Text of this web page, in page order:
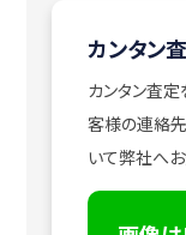
カンタン
カンタン査
客様の連絡
いて弊社へ